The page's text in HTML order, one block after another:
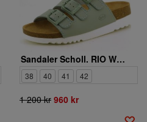
Sandaler Scholl. RIO WEDGE AD
38 40 41 42
1 200 kr 960 kr